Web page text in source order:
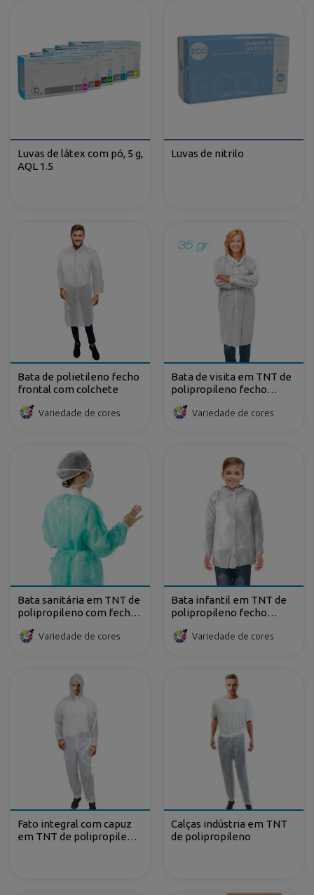
Luvas de látex com pó, 5 g,
AQL 1.5
Luvas de nitrilo
Bata de polietileno fecho
frontal com colchete
Variedade de cores
Bata de visita em TNT de
polipropileno fecho
Variedade de cores
Bata sanitária em TNT de
polipropileno com fecho
Variedade de cores
Bata infantil em TNT de
polipropileno fecho
Variedade de cores
Fato integral com capuz
em TNT de polipropileno
Calças indústria em TNT
de polipropileno